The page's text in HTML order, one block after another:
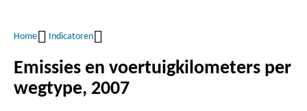
Kruimelpad
Home Indicatoren
Emissies en voertuigkilometers per
wegtype, 2007